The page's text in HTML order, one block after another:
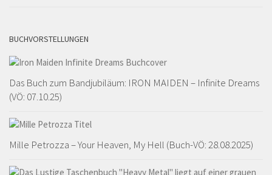
BUCHVORSTELLUNGEN
Das Buch zum Bandjubiläum: IRON MAIDEN – Infinite Dreams
(VÖ: 07.10.25)
Mille Petrozza – Your Heaven, My Hell (Buch-VÖ: 28.08.2025)